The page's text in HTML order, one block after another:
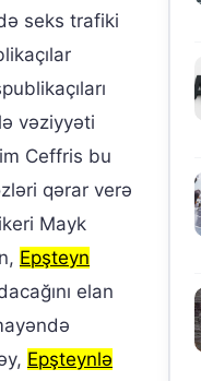
seks trafiki
vəziyyəti
Ceffris bu
qərar verə
Mayk
Epşteyn
elan
Epşteynlə